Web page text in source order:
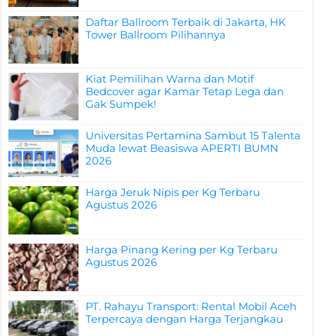
Daftar Ballroom Terbaik di Jakarta, HK
Tower Ballroom Pilihannya
Kiat Pemilihan Warna dan Motif
Bedcover agar Kamar Tetap Lega dan
Gak Sumpek!
Universitas Pertamina Sambut 15 Talenta
Muda lewat Beasiswa APERTI BUMN
2026
Harga Jeruk Nipis per Kg Terbaru
Agustus 2026
Harga Pinang Kering per Kg Terbaru
Agustus 2026
PT. Rahayu Transport: Rental Mobil Aceh
Terpercaya dengan Harga Terjangkau